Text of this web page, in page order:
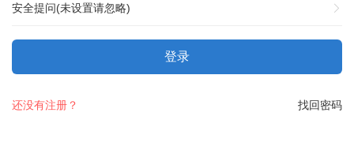
安全提问(未设置请忽略)
登录
找回密码
还没有注册？